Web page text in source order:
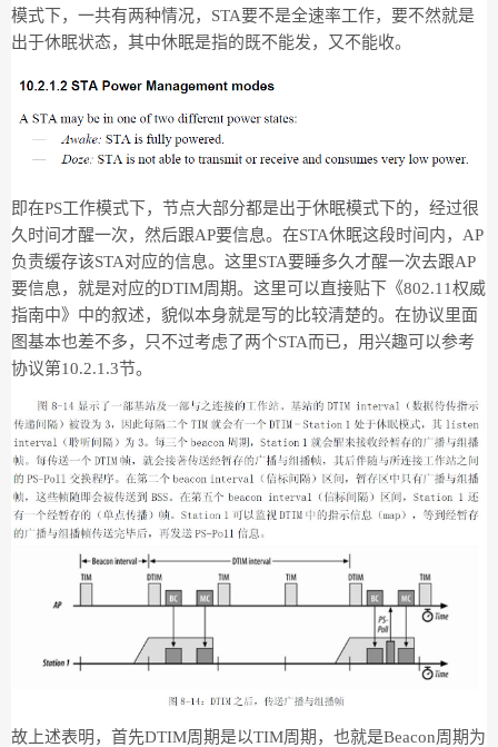
模式下，一共有两种情况，STA要不是全速率工作，要不然就是
出于休眠状态，其中休眠是指的既不能发，又不能收。
即在PS工作模式下，节点大部分都是出于休眠模式下的，经过很
久时间才醒一次，然后跟AP要信息。在STA休眠这段时间内，AP
负责缓存该STA对应的信息。这里STA要睡多久才醒一次去跟AP
要信息，就是对应的DTIM周期。这里可以直接贴下《802.11权威
指南中》中的叙述，貌似本身就是写的比较清楚的。在协议里面
图基本也差不多，只不过考虑了两个STA而已，用兴趣可以参考
协议第10.2.1.3节。
故上述表明，首先DTIM周期是以TIM周期，也就是Beacon周期为